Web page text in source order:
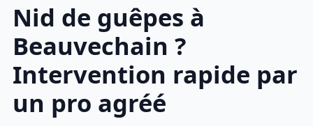
Nid de guêpes à
Beauvechain ?
Intervention rapide par
un pro agréé